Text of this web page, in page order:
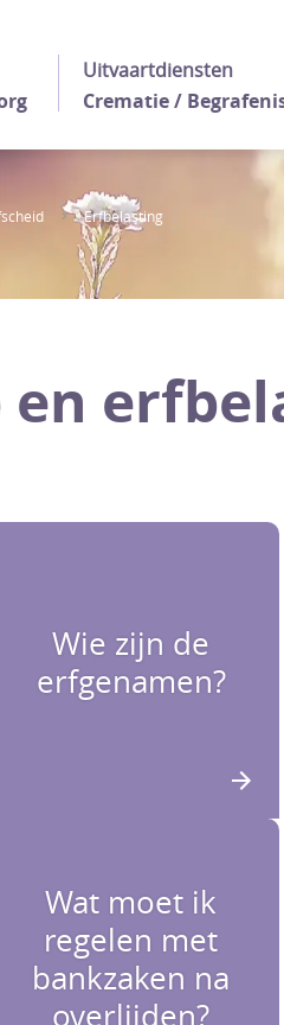
Uitvaartdiensten
Crematie /
Erfbelasting
Wie zijn de
erfgenamen?
Wat moet ik
regelen met
bankzaken na
overlijden?